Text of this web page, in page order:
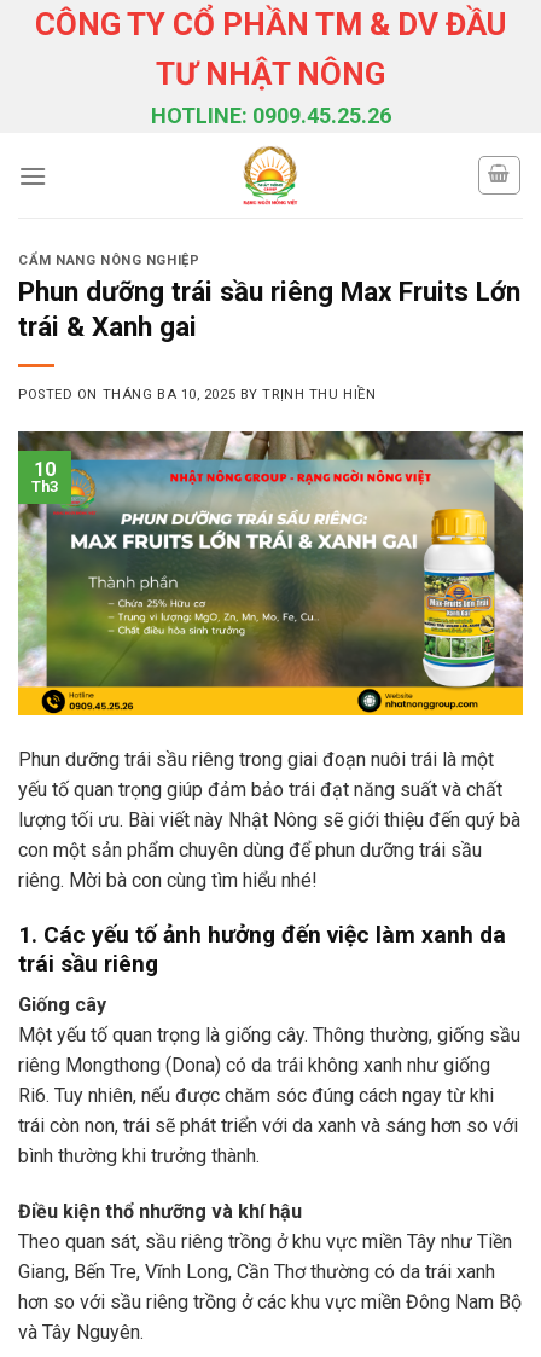
SkipCÔNG TY CỔ PHẦN TM & DV ĐẦU
TƯ NHẬT NÔNG
HOTLINE: 0909.45.25.26
CẨM NANG NÔNG NGHIỆP
Phun dưỡng trái sầu riêng Max Fruits Lớn
trái & Xanh gai
POSTED ON THÁNG BA 10, 2025 BYTRỊNH THU HIỀN
10
Th3
Phun dưỡng trái sầu riêng trong giai đoạn nuôi trái là một
yếu tố quan trọng giúp đảm bảo trái đạt năng suất và chất
lượng tối ưu. Bài viết này Nhật Nông sẽ giới thiệu đến quý bà
con một sản phẩm chuyên dùng để phun dưỡng trái sầu
riêng. Mời bà con cùng tìm hiểu nhé!
1. Các yếu tố ảnh hưởng đến việc làm xanh da
trái sầu riêng
Giống cây
Một yếu tố quan trọng là giống cây. Thông thường, giống sầu
riêng Mongthong (Dona) có da trái không xanh như giống
Ri6. Tuy nhiên, nếu được chăm sóc đúng cách ngay từ khi
trái còn non, trái sẽ phát triển với da xanh và sáng hơn so với
bình thường khi trưởng thành.
Điều kiện thổ nhưỡng và khí hậu
Theo quan sát, sầu riêng trồng ở khu vực miền Tây như Tiền
Giang, Bến Tre, Vĩnh Long, Cần Thơ thường có da trái xanh
hơn so với sầu riêng trồng ở các khu vực miền Đông Nam Bộ
và Tây Nguyên.